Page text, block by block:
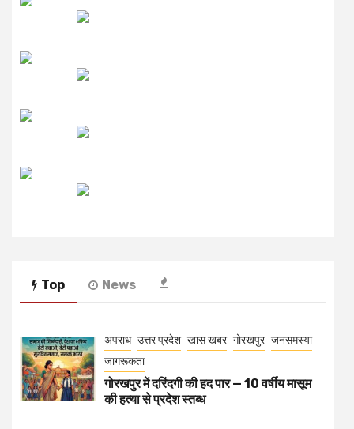
Top News
अपराध उत्तर प्रदेश खास खबर गोरखपुर जनसमस्या
जागरूकता
गोरखपुर में दरिंदगी की हद पार — 10 वर्षीय मासूम
की हत्या से प्रदेश स्तब्ध